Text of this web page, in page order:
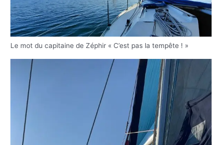
Le mot du capitaine de Zéphir « C’est pas la tempête ! »